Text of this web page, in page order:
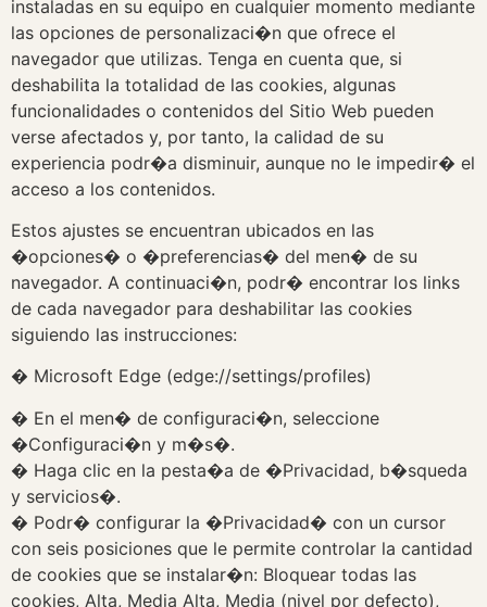
instaladas en su equipo en cualquier momento mediante
las opciones de personalizaci�n que ofrece el
navegador que utilizas. Tenga en cuenta que, si
deshabilita la totalidad de las cookies, algunas
funcionalidades o contenidos del Sitio Web pueden
verse afectados y, por tanto, la calidad de su
experiencia podr�a disminuir, aunque no le impedir� el
acceso a los contenidos.
Estos ajustes se encuentran ubicados en las
�opciones� o �preferencias� del men� de su
navegador. A continuaci�n, podr� encontrar los links
de cada navegador para deshabilitar las cookies
siguiendo las instrucciones:
� Microsoft Edge (edge://settings/profiles)
� En el men� de configuraci�n, seleccione
�Configuraci�n y m�s�.
� Haga clic en la pesta�a de �Privacidad, b�squeda
y servicios�.
� Podr� configurar la �Privacidad� con un cursor
con seis posiciones que le permite controlar la cantidad
de cookies que se instalar�n: Bloquear todas las
cookies, Alta, Media Alta, Media (nivel por defecto),